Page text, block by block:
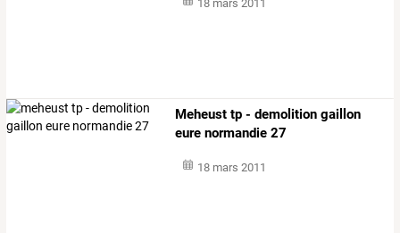
18 mars 2011
Meheust tp - demolition gaillon
eure normandie 27
18 mars 2011